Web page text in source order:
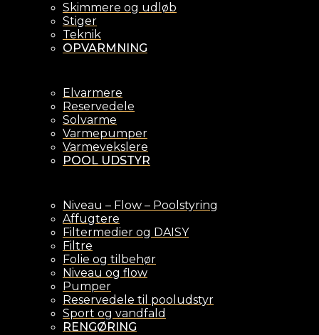
Skimmere og udløb
Stiger
Teknik
OPVARMNING
Elvarmere
Reservedele
Solvarme
Varmepumper
Varmevekslere
POOL UDSTYR
Niveau – Flow – Poolstyring
Affugtere
Filtermedier og DAISY
Filtre
Folie og tilbehør
Niveau og flow
Pumper
Reservedele til pooludstyr
Sport og vandfald
RENGØRING